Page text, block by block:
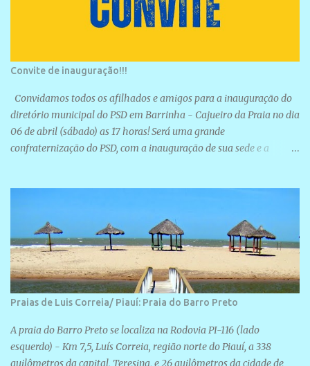
Convite de inauguração!!!
Convidamos todos os afilhados e amigos para a inauguração do
diretório municipal do PSD em Barrinha - Cajueiro da Praia no dia
06 de abril (sábado) as 17 horas! Será uma grande
confraternização do PSD, com a inauguração de sua sede e a
Praias de Luis Correia/ Piauí: Praia do Barro Preto
A praia do Barro Preto se localiza na Rodovia PI-116 (lado
esquerdo) - Km 7,5, Luís Correia, região norte do Piauí, a 338
quilômetros da capital, Teresina, e 26 quilômetros da cidade de